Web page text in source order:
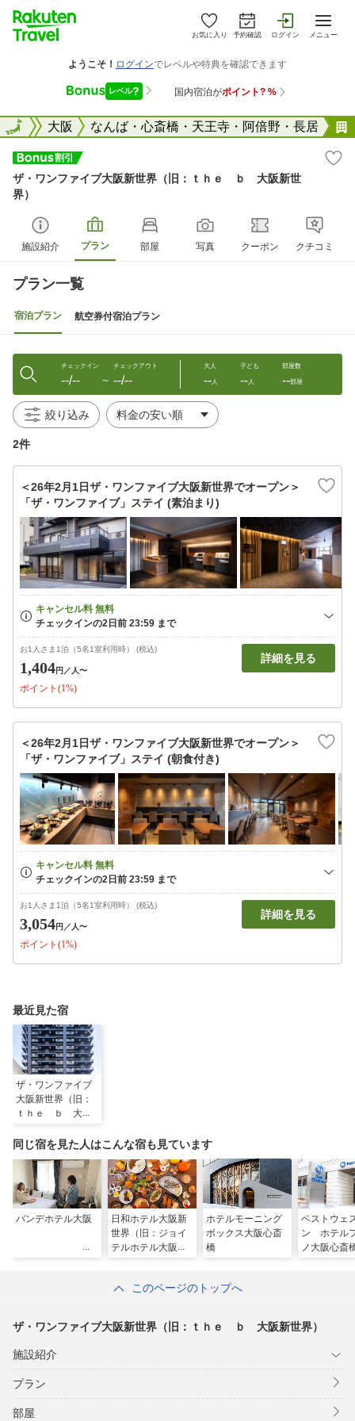
お気に入り 予約確認 ログイン メニュー
阪府 大阪 なんば・心斎橋・天王寺・阿倍野・長居
全国
ザ・ワンファイブ大阪新世界（旧：ｔｈｅ ｂ 大阪新世
界）
施設紹介 プラン 部屋 写真 クーポン クチコミ
プラン一覧
宿泊プラン 航空券付宿泊プラン
チェックイン
--/-- 〜
チェックアウト
--/--
大人
--人
子ども
--人
部屋数
--部屋
絞り込み
2件
＜26年2月1日ザ・ワンファイブ大阪新世界でオープン＞
「ザ・ワンファイブ」ステイ (素泊まり)
お1人さま1泊（5名1室利用時） (税込)
1,404円 ／人〜
ポイント(1%)
詳細を見る
＜26年2月1日ザ・ワンファイブ大阪新世界でオープン＞
「ザ・ワンファイブ」ステイ (朝食付き)
お1人さま1泊（5名1室利用時） (税込)
3,054円 ／人〜
ポイント(1%)
詳細を見る
最近見た宿
ザ・ワンファイブ
大阪新世界（旧：
ｔｈｅ ｂ 大阪
同じ宿を見た人はこんな宿も見ています
バンデホテル大阪
日和ホテル大阪新
世界（旧：ジョイ
テルホテル大阪新
ホテルモーニング
ボックス大阪心斎
橋
ベストウェ
ン ホテル
ノ大阪心斎
このページのトップへ
ザ・ワンファイブ大阪新世界（旧：ｔｈｅ ｂ 大阪新世界）
施設紹介
プラン
部屋